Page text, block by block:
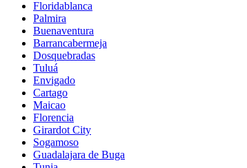
Floridablanca
Palmira
Buenaventura
Barrancabermeja
Dosquebradas
Tuluá
Envigado
Cartago
Maicao
Florencia
Girardot City
Sogamoso
Guadalajara de Buga